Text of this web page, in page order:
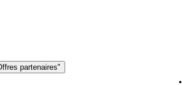
partenaires"